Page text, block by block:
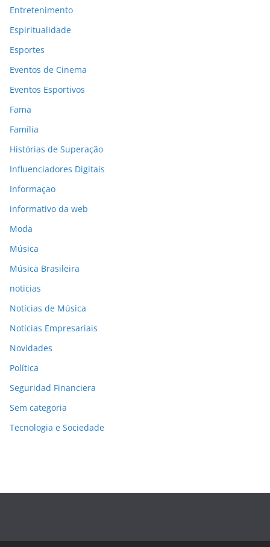
Entretenimento
Espiritualidade
Esportes
Eventos de Cinema
Eventos Esportivos
Fama
Família
Histórias de Superação
Influenciadores Digitais
Informaçao
informativo da web
Moda
Música
Música Brasileira
noticias
Notícias de Música
Notícias Empresariais
Novidades
Política
Seguridad Financiera
Sem categoria
Tecnologia e Sociedade